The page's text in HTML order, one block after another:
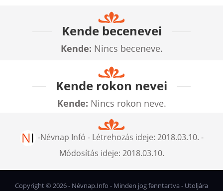
Kende becenevei
Kende: Nincs beceneve.
Kende rokon nevei
Kende: Nincs rokon neve.
-Névnap Infó - Létrehozás ideje: 2018.03.10. -
Módosítás ideje: 2018.03.10.
Copyright © 2026- Névnap.Info - Minden jog fenntartva - Utoljára